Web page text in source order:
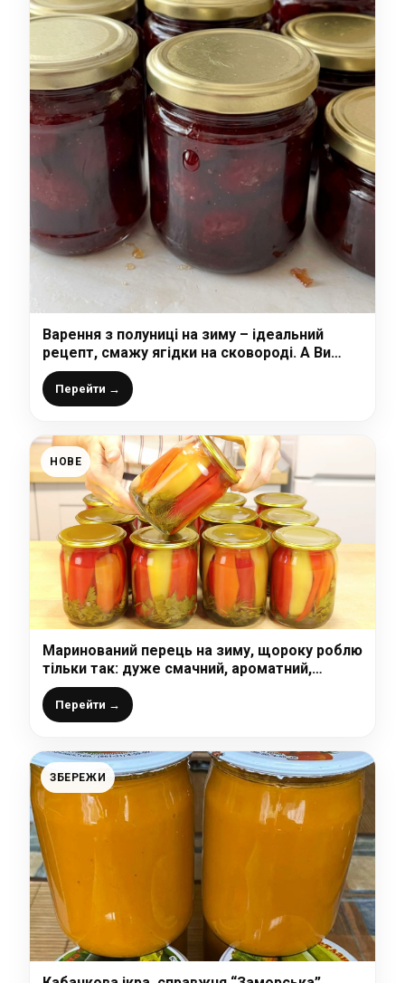
Варення з полуниці на зиму – ідеальний
рецепт, смажу ягідки на сковороді. А Ви
смажили полуницю?
Перейти →
НОВЕ
Маринований перець на зиму, щороку роблю
тільки так: дуже смачний, ароматний,
хрусткий і простий у приготуванні перчик
Перейти →
ЗБЕРЕЖИ